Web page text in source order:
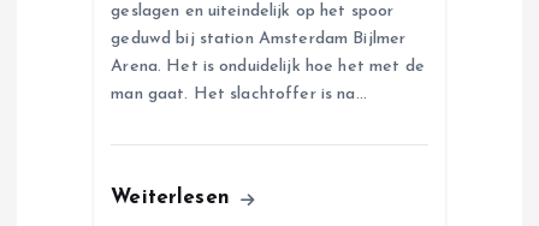
geslagen en uiteindelijk op het spoor
geduwd bij station Amsterdam Bijlmer
Arena. Het is onduidelijk hoe het met de
man gaat. Het slachtoffer is na…
Weiterlesen